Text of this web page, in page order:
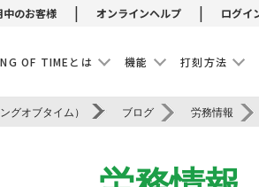
中のお客様 | オンラインヘルプ | ログイ
OF TIMEとは 機能 打刻方法
グオブタイム） ブログ 労務情報